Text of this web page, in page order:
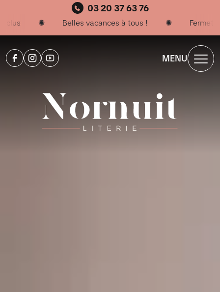
03 20 37 63 76
MENU